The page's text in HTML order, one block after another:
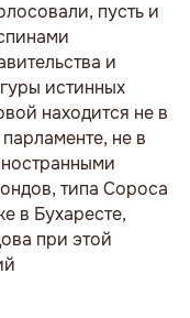
пусть и
и
истинных
находится не в
не в
типа Сороса
в Бухаресте,
при этой